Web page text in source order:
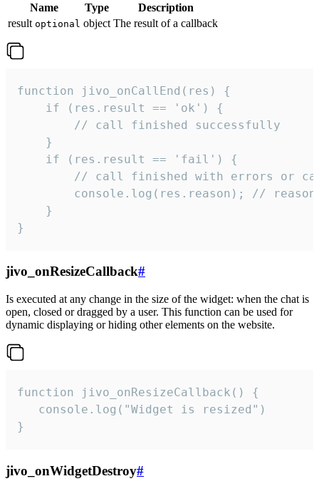
Name Type
Description
result optional object The result of a callback
function jivo_onCallEnd(res) {
    if (res.result == 'ok') {
        // call finished successfully
    }
    if (res.result == 'fail') {
// call finished with errors or
console.log(res.reason); //
    }
}
jivo_onResizeCallback#
Is executed at any change in the size of the widget: when the chat is
open, closed or dragged by a user. This function can be used for
dynamic displaying or hiding other elements on the website.
function jivo_onResizeCallback() {
   console.log("Widget is resized")
}
jivo_onWidgetDestroy#